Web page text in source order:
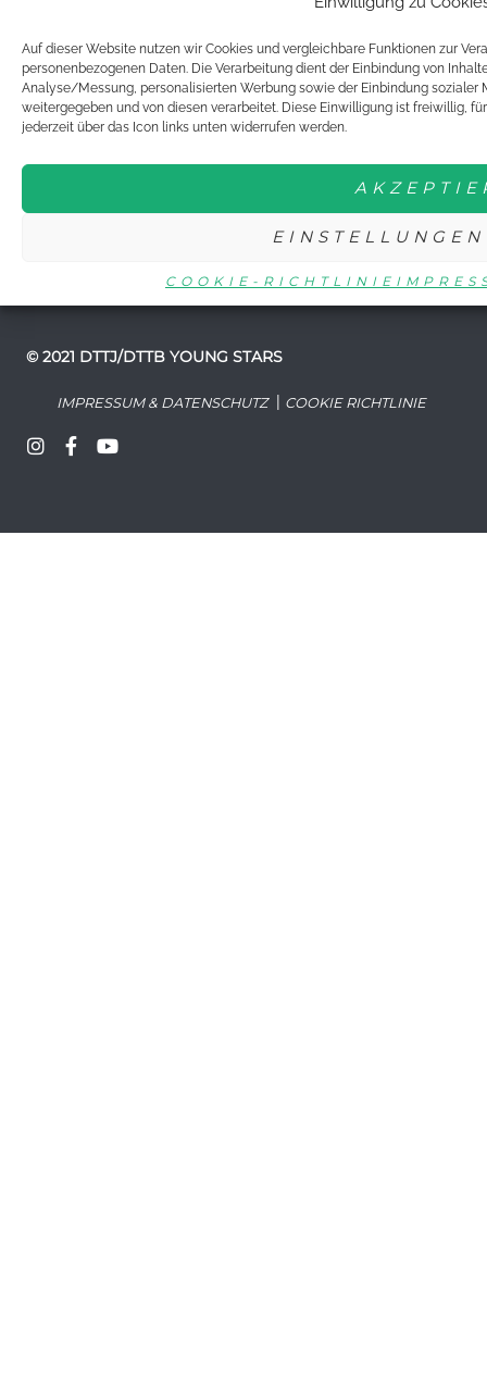
Auf dieser Website nutzen wir Cookies und vergleichbare Funktionen zur
personenbezogenen Daten. Die Verarbeitung dient der Einbindung von
Analyse/Messung, personalisierten Werbung sowie der Einbindung
weitergegeben und von diesen verarbeitet. Diese Einwilligung ist freiwillig,
jederzeit über das Icon links unten widerrufen werden.
COOKIE-RICHTLINIE
BUNDESFREIWILLIGENDIENST
JUNIORTEAM
© 2021 DTTJ/DTTB YOUNG STARS
IMPRESSUM & DATENSCHUTZ| COOKIE RICHTLINIE